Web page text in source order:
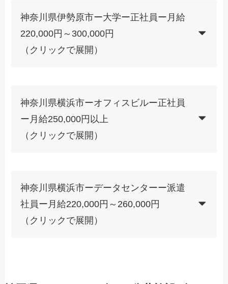
神奈川県伊勢原市ー大学ー正社員ー月給
220,000円～300,000円
（クリックで展開）
神奈川県横浜市ーオフィスビルー正社員
ー月給250,000円以上
（クリックで展開）
神奈川県横浜市ーデータセンターー派遣
社員ー月給220,000円～260,000円
（クリックで展開）